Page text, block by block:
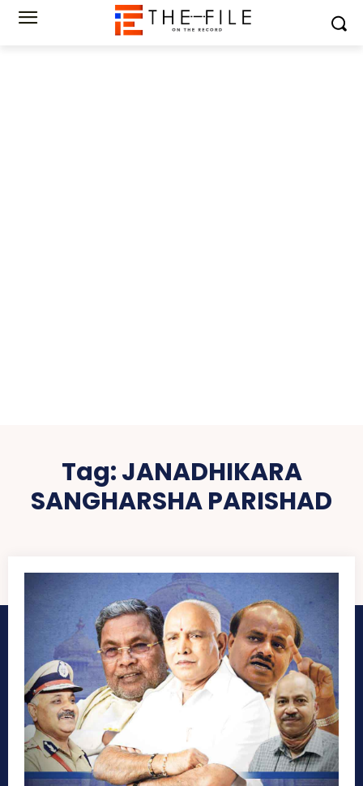
Tag:JANADHIKARA
SANGHARSHA PARISHAD